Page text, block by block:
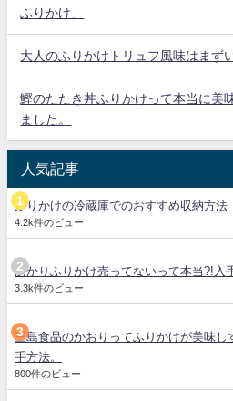
ふりかけ」
大人のふりかけトリュフ風味はまず
鰹のたたき丼ふりかけって本当に美
ました。
人気記事
ふりかけの冷蔵庫でのおすすめ収納方法
4.2k件のビュー
あかりふりかけ売ってないって本当?!入
3.3k件のビュー
三島食品のかおりってふりかけが美味し
手方法。
800件のビュー